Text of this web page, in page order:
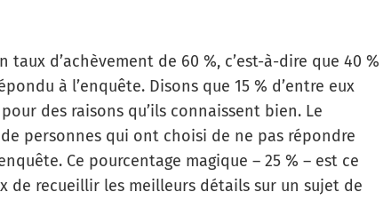
d’achèvement de 60 %, c’est-à-dire que 40 %
à l’enquête. Disons que 15 % d’entre eux
des raisons qu’ils connaissent bien. Le
personnes qui ont choisi de ne pas répondre
Ce pourcentage magique – 25 % – est ce
de recueillir les meilleurs détails sur un sujet de